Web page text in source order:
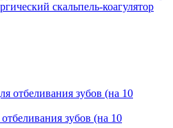
скальпель-коагулятор
зубов (на 10